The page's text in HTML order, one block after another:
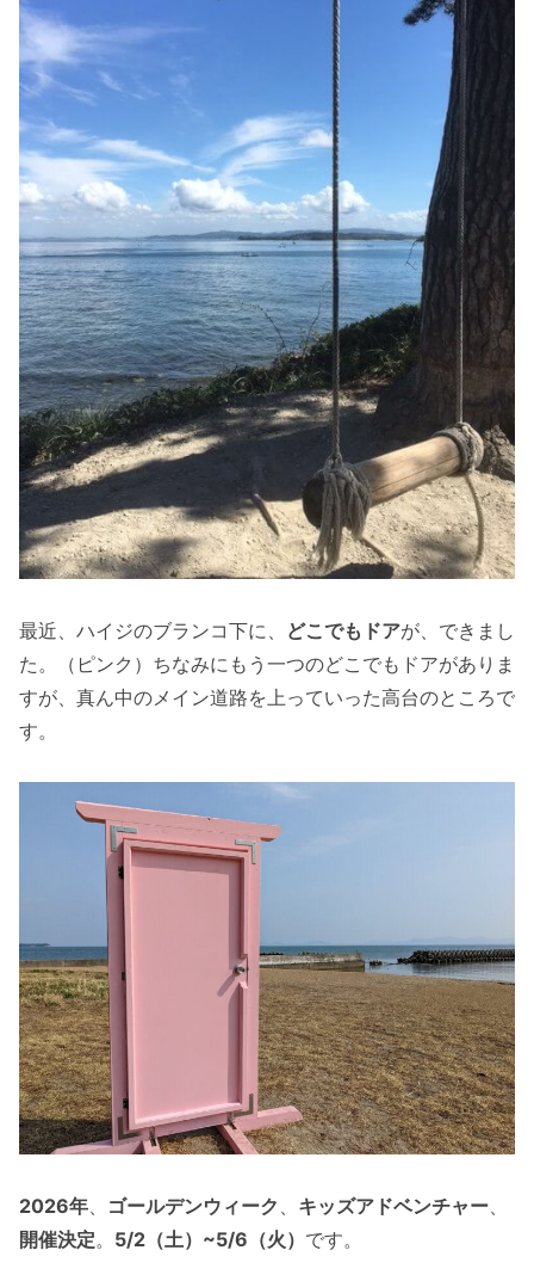
最近、ハイジのブランコ下に、 どこでもドアが、できまし
た。（ピンク）ちなみにもう一つのどこでもドアがありま
すが、真ん中のメイン道路を上っていった高台のところで
す。
2026年 ゴールデンウィーク キッズアドベンチャー
開催決定。 5/2（土）~5/6（火） です。